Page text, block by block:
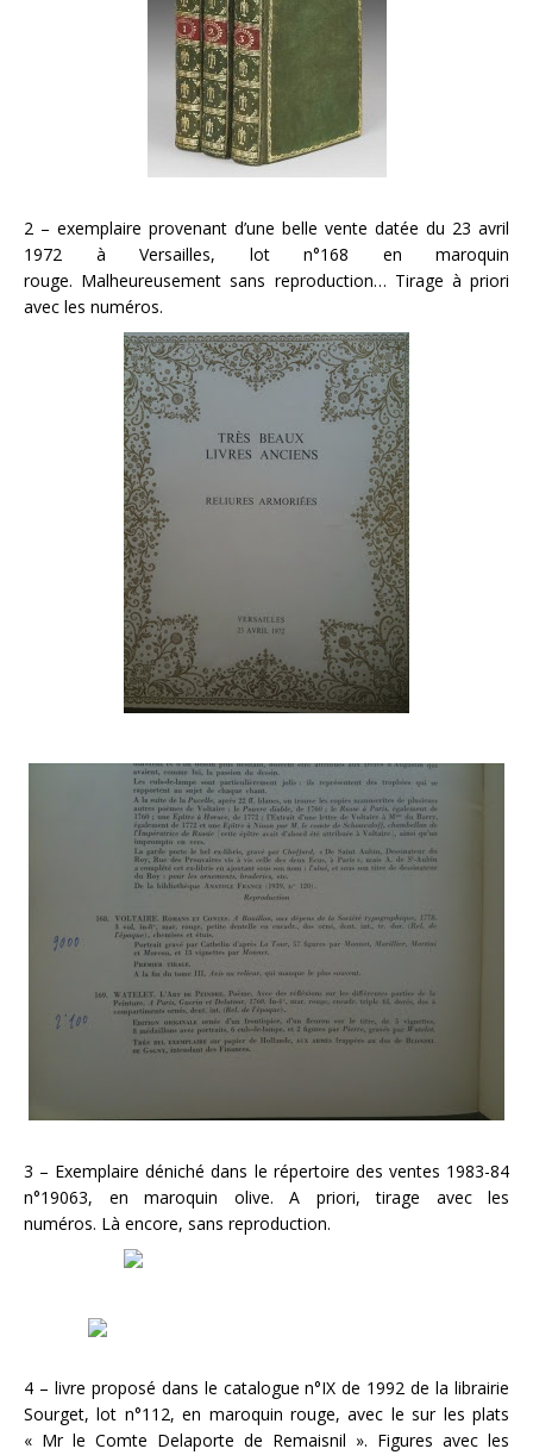
2 – exemplaire provenant d’une belle vente datée du 23 avril
1972 à Versailles, lot n°168 en maroquin
rouge. Malheureusement sans reproduction… Tirage à priori
avec les numéros.
3 – Exemplaire déniché dans le répertoire des ventes 1983-84
n°19063, en maroquin olive. A priori, tirage avec les
numéros. Là encore, sans reproduction.
4 – livre proposé dans le catalogue n°IX de 1992 de la librairie
Sourget, lot n°112, en maroquin rouge, avec le sur les plats
« Mr le Comte Delaporte de Remaisnil ». Figures avec les